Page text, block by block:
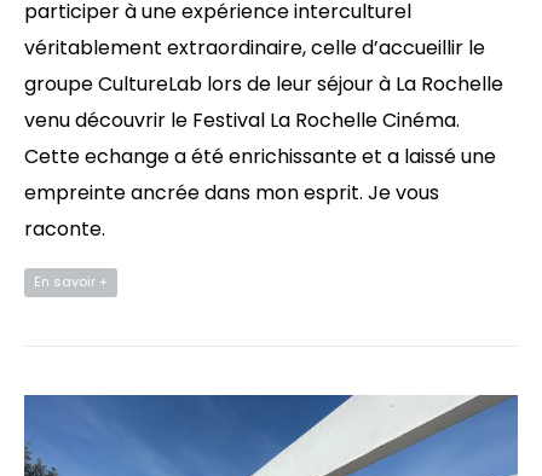
participer à une expérience interculturel
véritablement extraordinaire, celle d’accueillir le
groupe CultureLab lors de leur séjour à La Rochelle
venu découvrir le Festival La Rochelle Cinéma.
Cette echange a été enrichissante et a laissé une
empreinte ancrée dans mon esprit. Je vous
raconte.
En savoir +